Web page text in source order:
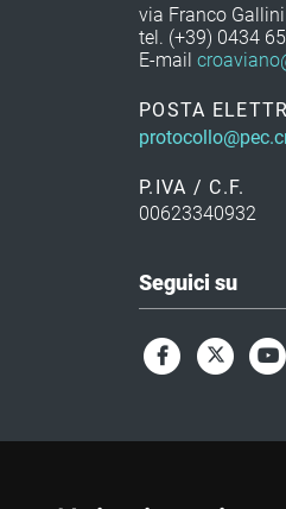
via Franco
tel. (+39) 0434
E-mail
POSTA
P.IVA / C.F.
00623340932
Seguici su